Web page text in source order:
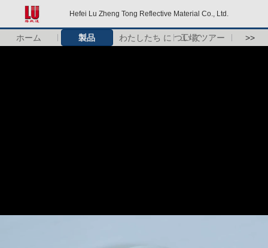
Hefei Lu Zheng Tong Reflective Material Co., Ltd.
ホーム 製品 わたしたち に つい て工場 ツアー >>